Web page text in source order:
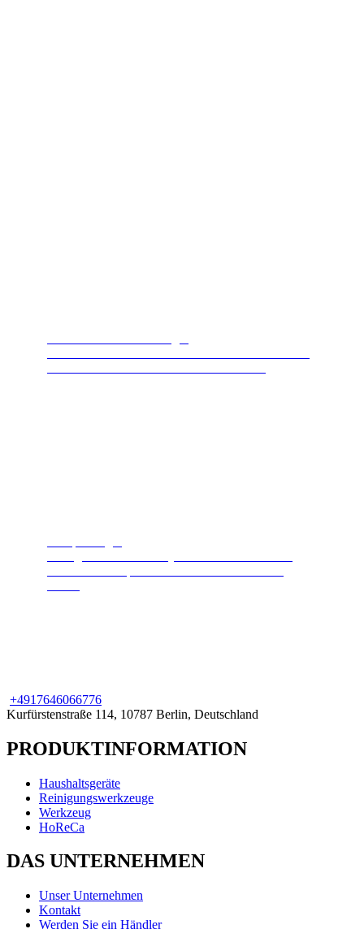
+4917646066776
Kurfürstenstraße 114, 10787 Berlin, Deutschland
PRODUKTINFORMATION
Haushaltsgeräte
Reinigungswerkzeuge
Werkzeug
HoReCa
DAS UNTERNEHMEN
Unser Unternehmen
Kontakt
Werden Sie ein Händler